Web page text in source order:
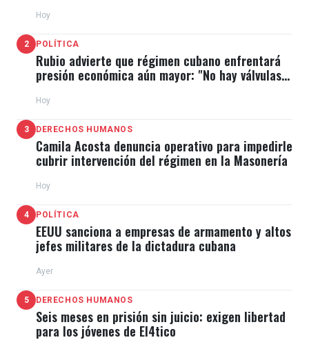
Hoy
2 POLÍTICA
Rubio advierte que régimen cubano enfrentará
presión económica aún mayor: "No hay válvulas
Hoy
3 DERECHOS HUMANOS
Camila Acosta denuncia operativo para impedirle
cubrir intervención del régimen en la Masonería
Hoy
4 POLÍTICA
EEUU sanciona a empresas de armamento y altos
jefes militares de la dictadura cubana
Ayer
5 DERECHOS HUMANOS
Seis meses en prisión sin juicio: exigen libertad
para los jóvenes de El4tico